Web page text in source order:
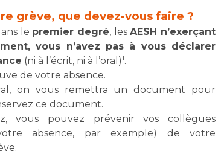
grève, que devez-vous faire ?
le premier degré, lesAESH n’exerçant
vous n’avez pas à vous déclarer
(ni à l’écrit, ni à l’oral)1.
de votre absence.
on vous remettra un document pour
ce document.
vous pouvez prévenir vos collègues
absence, par exemple) de votre